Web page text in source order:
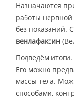
Назначаются
работы нервной
без показаний.
венлафаксин
Подведём
Его можно
массы тела.
способами,